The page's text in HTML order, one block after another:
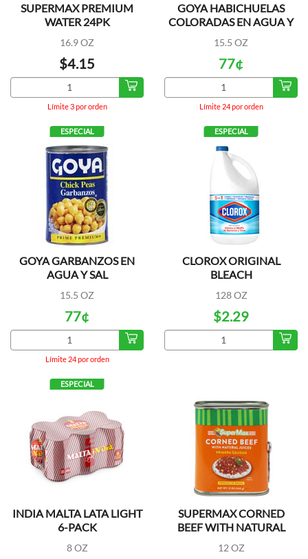
SUPERMAX PREMIUM
WATER 24PK
16.9 OZ
Límite 3 por orden
$4.15
GOYA HABICHUELAS
COLORADAS EN AGUA Y
15.5 OZ
Límite 24 por orden
77¢
ESPECIAL
GOYA GARBANZOS EN
AGUA Y SAL
15.5 OZ
Límite 24 por orden
77¢
ESPECIAL
CLOROX ORIGINAL
BLEACH
128 OZ
$2.29
ESPECIAL
INDIA MALTA LATA LIGHT
6-PACK
8 OZ
SUPERMAX CORNED
BEEF WITH NATURAL
12 OZ